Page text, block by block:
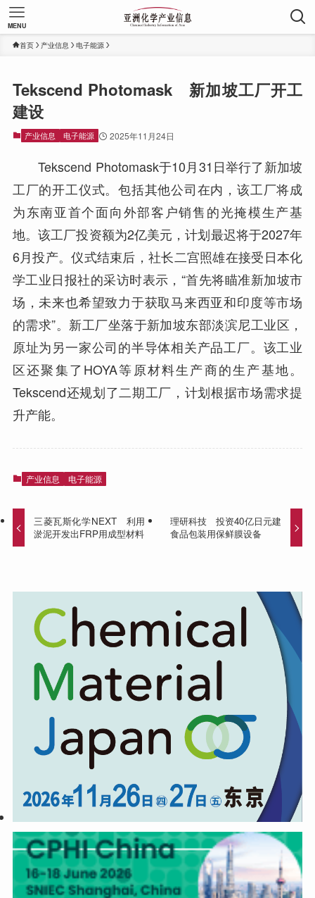
MENU
首页 产业信息 电子能源
Tekscend Photomask 新加坡工厂开工
建设
产业信息 电子能源 2025年11月24日
Tekscend Photomask于10月31日举行了新加坡
工厂的开工仪式。包括其他公司在内，该工厂将成
为东南亚首个面向外部客户销售的光掩模生产基
地。该工厂投资额为2亿美元，计划最迟将于2027年
6月投产。仪式结束后，社长二宫照雄在接受日本化
学工业日报社的采访时表示，“首先将瞄准新加坡市
场，未来也希望致力于获取马来西亚和印度等市场
的需求”。新工厂坐落于新加坡东部淡滨尼工业区，
原址为另一家公司的半导体相关产品工厂。该工业
区还聚集了HOYA等原材料生产商的生产基地。
Tekscend还规划了二期工厂，计划根据市场需求提
升产能。
产业信息 电子能源
三菱瓦斯化学NEXT 利用
淤泥开发出FRP用成型材料
理研科技 投资40亿日元建
食品包装用保鲜膜设备